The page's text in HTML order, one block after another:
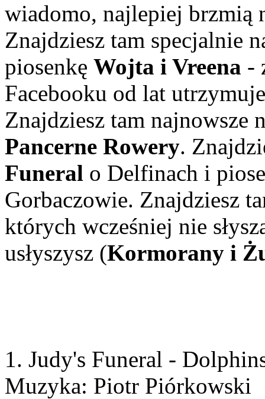
wiadomo, najlepiej brzmią
Znajdziesz tam specjalnie
piosenkę Wojta i Vreena -
Facebooku od lat
Znajdziesz tam najnowsze
Pancerne Rowery.
Funeral o Delfinach i
Gorbaczowie. Znajdziesz
których wcześniej nie
usłyszysz (Kormorany i
1. Judy's Funeral -
Muzyka: Piotr Piórkowski